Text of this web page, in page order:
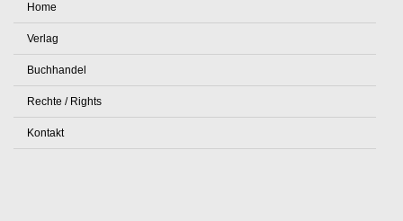
Home
Verlag
Buchhandel
Rechte / Rights
Kontakt